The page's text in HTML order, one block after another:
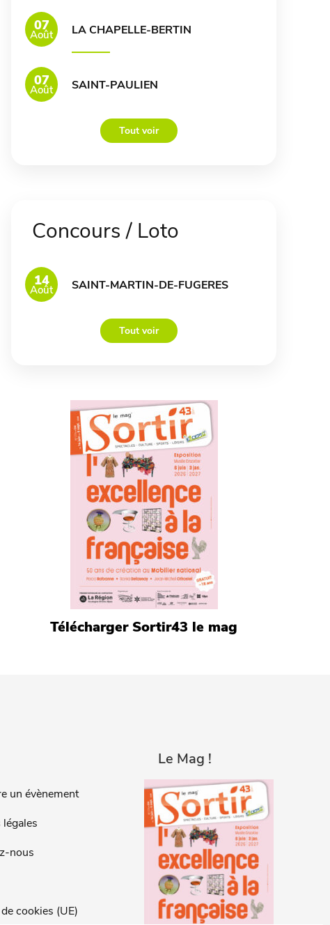
07
Août LA CHAPELLE-BERTIN
07
Août SAINT-PAULIEN
Tout voir
Concours / Loto
14
Août SAINT-MARTIN-DE-FUGERES
Tout voir
Télécharger Sortir43 le mag
un évènement
nous
cookies (UE)
Le Mag !